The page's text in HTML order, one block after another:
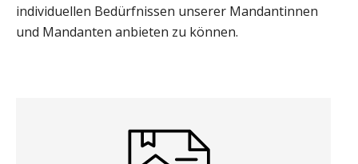
individuellen Bedürfnissen unserer Mandantinnen
und Mandanten anbieten zu können.